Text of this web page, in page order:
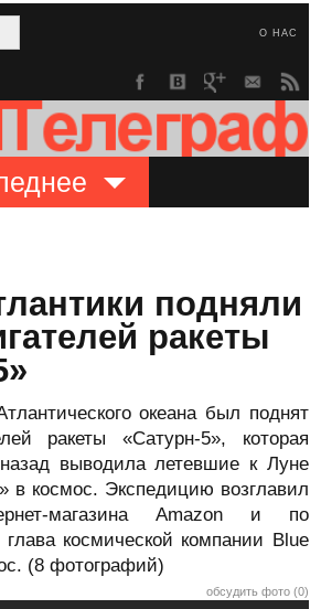
О НАС
подняли
ракеты
океана был поднят
ракеты «Сатурн-5», которая
выводила летевшие к Луне
в космос. Экспедицию возглавил
магазина Amazon и по
глава космической компании Blue
(8 фотографий)
обсудить фото (0)